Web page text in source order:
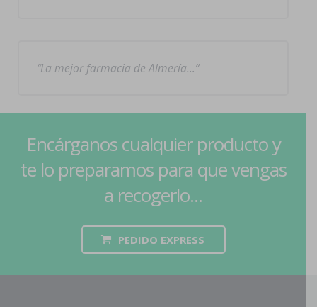
La mejor farmacia de Almería…
Encárganos cualquier producto y
te lo preparamos para que vengas
a recogerlo...
PEDIDO EXPRESS